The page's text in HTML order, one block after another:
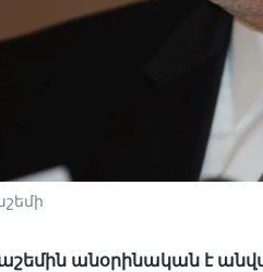
անօրինական է